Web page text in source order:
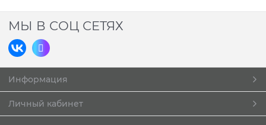
МЫ В СОЦ СЕТЯХ
Информация
Личный кабинет